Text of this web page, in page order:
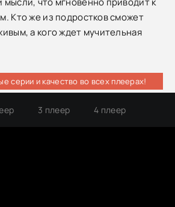
Кто же из подростков сможет
а кого ждет мучительная
серии и качество во всех плеерах!
3 плеер 4 плеер